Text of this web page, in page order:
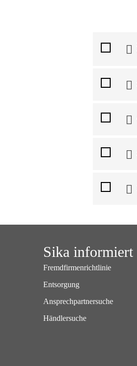
Sika informiert
Fremdfirmenrichtlinie
Entsorgung
Ansprechpartnersuche
Händlersuche